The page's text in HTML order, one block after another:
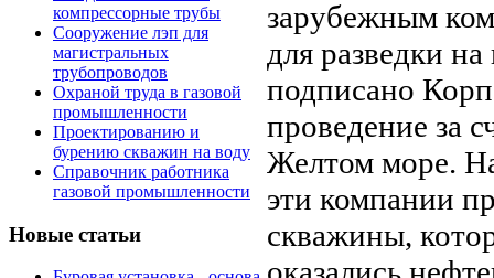
компрессорные трубы
Сооружение лэп для
магистральных
трубопроводов
Охраной труда в газовой
промышленности
Проектированию и
бурению скважин на воду
Справочник работника
газовой промышленности
Новые статьи
зарубежным
для разведки
подписано
проведение за
Желтом море.
эти компании
скважины,